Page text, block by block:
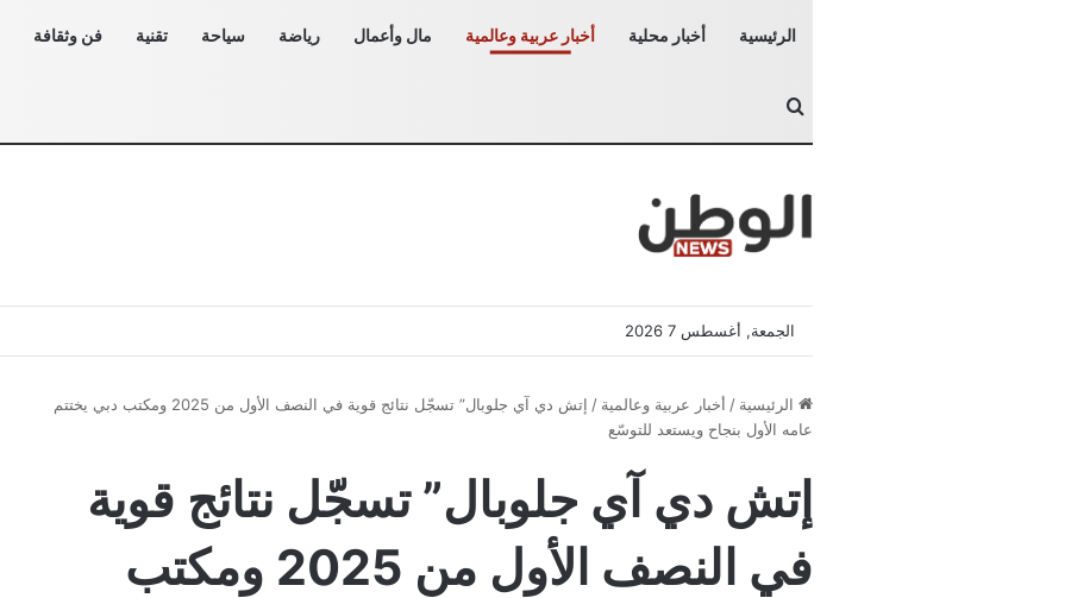
الرئيسية أخبار محلية أخبار عربية وعالمية مال وأعمال رياضة سياحة تقنية فن وثقافة
بحث عن
الجمعة, أغسطس 7 2026
الرئيسية / أخبار عربية وعالمية /
إتش دي آي جلوبال” تسجّل نتائج قوية في النصف الأول من 2025 ومكتب دبي يختتم
عامه الأول بنجاح ويستعد للتوسّع
إتش دي آي جلوبال” تسجّل نتائج قوية
في النصف الأول من 2025 ومكتب